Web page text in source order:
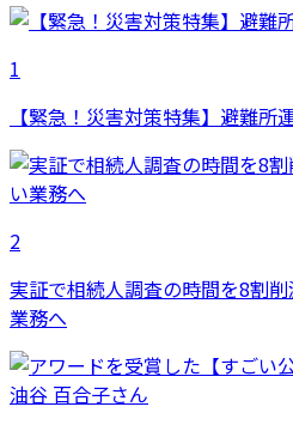
1
【緊急！災害対策特集】避難所
2
実証で相続人調査の時間を8割
業務へ